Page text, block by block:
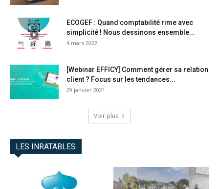
ECOGEF : Quand comptabilité rime avec
simplicité ! Nous dessinons ensemble...
4 mars 2022
[Webinar EFFICY] Comment gérer sa relation
client ? Focus sur les tendances...
29 janvier 2021
Voir plus
LES INRATABLES